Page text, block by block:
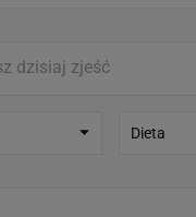
Dieta